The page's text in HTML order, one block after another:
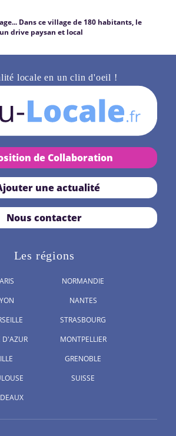
Dans ce village de 180 habitants, le
drive paysan et local
locale en un clin d'oeil !
de Collaboration
une actualité
Nous contacter
Les régions
D'AZUR
NORMANDIE
NANTES
STRASBOURG
MONTPELLIER
GRENOBLE
SUISSE